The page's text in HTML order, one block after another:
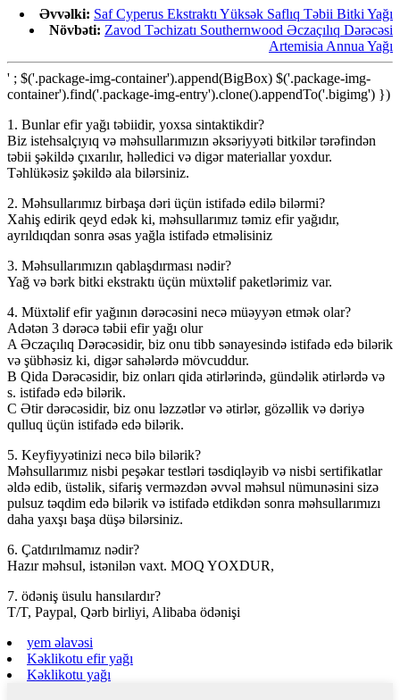
Əvvəlki: Saf Cyperus Ekstraktı Yüksək Saflıq Təbii Bitki Yağı
Növbəti: Zavod Təchizatı Southernwood Əczaçılıq Dərəcəsi
Artemisia Annua Yağı
' ; $('.package-img-container').append(BigBox) $('.package-img-
container').find('.package-img-entry').clone().appendTo('.bigimg') })
1. Bunlar efir yağı təbiidir, yoxsa sintaktikdir?
Biz istehsalçıyıq və məhsullarımızın əksəriyyəti bitkilər tərəfindən
təbii şəkildə çıxarılır, həlledici və digər materiallar yoxdur.
Təhlükəsiz şəkildə ala bilərsiniz.
2. Məhsullarımız birbaşa dəri üçün istifadə edilə bilərmi?
Xahiş edirik qeyd edək ki, məhsullarımız təmiz efir yağıdır,
ayrıldıqdan sonra əsas yağla istifadə etməlisiniz
3. Məhsullarımızın qablaşdırması nədir?
Yağ və bərk bitki ekstraktı üçün müxtəlif paketlərimiz var.
4. Müxtəlif efir yağının dərəcəsini necə müəyyən etmək olar?
Adətən 3 dərəcə təbii efir yağı olur
A Əczaçılıq Dərəcəsidir, biz onu tibb sənayesində istifadə edə bilərik
və şübhəsiz ki, digər sahələrdə mövcuddur.
B Qida Dərəcəsidir, biz onları qida ətirlərində, gündəlik ətirlərdə və
s. istifadə edə bilərik.
C Ətir dərəcəsidir, biz onu ləzzətlər və ətirlər, gözəllik və dəriyə
qulluq üçün istifadə edə bilərik.
5. Keyfiyyətinizi necə bilə bilərik?
Məhsullarımız nisbi peşəkar testləri təsdiqləyib və nisbi sertifikatlar
əldə edib, üstəlik, sifariş verməzdən əvvəl məhsul nümunəsini sizə
pulsuz təqdim edə bilərik və istifadə etdikdən sonra məhsullarımızı
daha yaxşı başa düşə bilərsiniz.
6. Çatdırılmamız nədir?
Hazır məhsul, istənilən vaxt. MOQ YOXDUR,
7. ödəniş üsulu hansılardır?
T/T, Paypal, Qərb birliyi, Alibaba ödənişi
yem əlavəsi
Kəklikotu efir yağı
Kəklikotu yağı